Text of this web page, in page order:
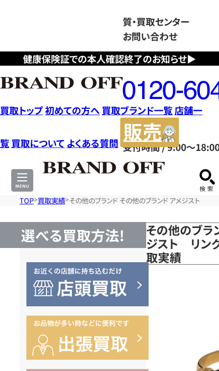
健康保険証での本人確認終了のお知らせ▶
質・買取センター
お問い合わせ
フ
リ
ー
ダ
イ
ヤ
ル
0120604117
受付時間 / 9:00～
買取トップ初めての方へ 買取ブランド一覧店舗一
覧 買取について よくある質問
サ
TOP 買取実績 その他のブランド その他のブランド アメジスト リ
選べる買取方法!
その他のブラ
ジスト リン
取実績